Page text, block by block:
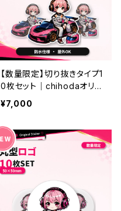
【数量限定】切り抜きタイプ1
0枚セット｜chihodaオリジ
ナルステッカー｜車・バイク
にも◎
¥7,000